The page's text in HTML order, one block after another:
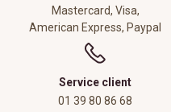
Mastercard, Visa,
American Express, Paypal
Service client
01 39 80 86 68